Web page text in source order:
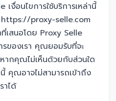
งื่อนไขการใช้บริการเหล่านี้
https://proxy-selle.com
เสนอโดย Proxy Selle
รของเรา คุณยอมรับที่จะ
ากคุณไม่เห็นด้วยกับส่วนใด
คุณอาจไม่สามารถเข้าถึง
าได้